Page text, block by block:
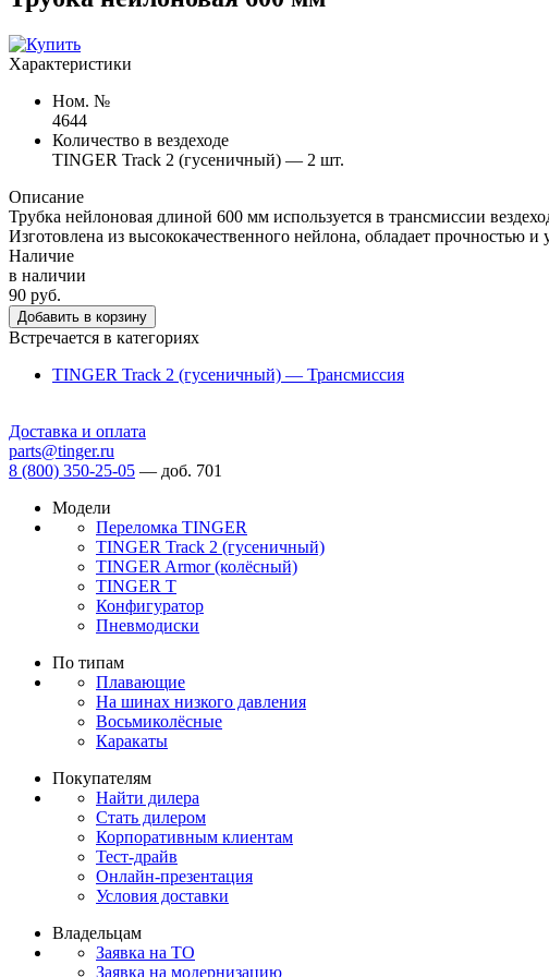
Характеристики
Ном. №
4644
Количество в вездеходе
TINGER Track 2 (гусеничный) — 2 шт.
Описание
Трубка нейлоновая длиной 600 мм используется в трансмиссии
Изготовлена из высококачественного нейлона, обладает прочностью
Наличие
в наличии
90 руб.
Добавить в корзину
Встречается в категориях
TINGER Track 2 (гусеничный) — Трансмиссия
Доставка и оплата
parts@tinger.ru
8 (800) 350-25-05 — доб. 701
Модели
Переломка TINGER
TINGER Track 2 (гусеничный)
TINGER Armor (колёсный)
TINGER T
Конфигуратор
Пневмодиски
По типам
Плавающие
На шинах низкого давления
Восьмиколёсные
Каракаты
Покупателям
Найти дилера
Стать дилером
Корпоративным клиентам
Тест-драйв
Онлайн-презентация
Условия доставки
Владельцам
Заявка на ТО
Заявка на модернизацию